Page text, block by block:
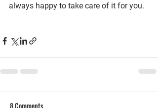
always happy to take care of it for you.
8 Comments